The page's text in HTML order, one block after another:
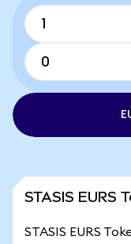
STASIS EURS
STASIS EURS